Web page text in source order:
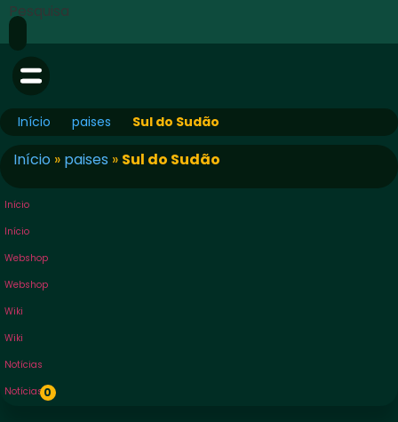
Pesquisa
Início paises Sul do Sudão
Início » paises » Sul do Sudão
Início
Início
Webshop
Webshop
Wiki
Wiki
Notícias
Notícias0